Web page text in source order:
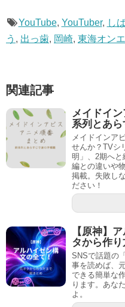
YouTube, YouTuber, し
う , 出っ歯, 岡崎, 東海オン
関連記事
メイドイ
系列とあ
メイドインア
せんか？TVシ
明」、2期へ
編との違いや
掲載。失敗し
ださい！
【原神】
タから作
SNSで話題の
事を読めば、
できる簡単な
ります。あな
よ。